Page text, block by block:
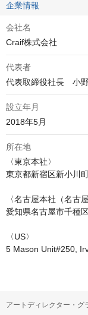
企業情報
会社名
Craif株式会社
代表者
代表取締役社長　小
設立年月
2018年5月
所在地
〈東京本社〉
東京都新宿区新小川
〈名古屋本社（名古
愛知県名古屋市千種
〈US〉
5 Mason Unit#250,
アートディレクター・グ